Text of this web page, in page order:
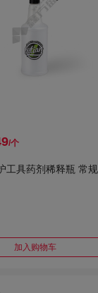
/个
工具药剂稀释瓶 常规
加入购物车